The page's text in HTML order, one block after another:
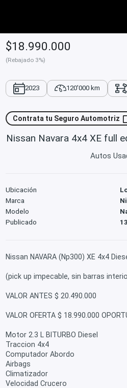
$18.990.000
(Rebajado 3%)
2023 120'000 km
Contrata tu Seguro Automotriz
Nissan Navara 4x4 XE full
Autos
Ubicación
Marca
Modelo
Publicado
Nissan NAVARA (Np300) XE 4x4
(pick up impecable, sin barras
VALOR ANTES $ 20.490.000
VALOR OFERTA $ 18.990.000
Motor 2.3 L BITURBO Diesel
Traccion 4x4
Computador Abordo
Airbags
Climatizador
Velocidad Crucero